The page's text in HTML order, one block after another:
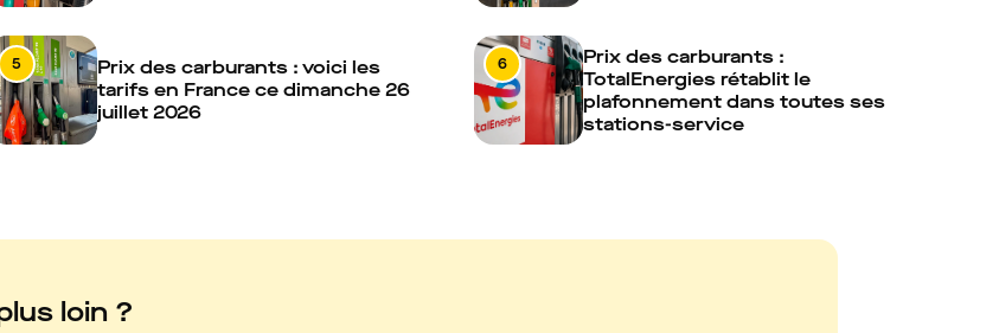
5
Prix des carburants : voici les
tarifs en France ce dimanche 26
juillet 2026
6
Prix des carburants :
TotalEnergies rétablit le
plafonnement dans toutes ses
stations-service
loin ?